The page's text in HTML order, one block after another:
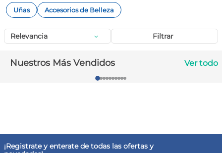
Uñas Accesorios de Belleza
Filtrar
Relevancia
Nuestros Más Vendidos Ver todo
¡Registrate y enterate de todas las ofertas y
.
loreal
5.
shampoo
7.
ibuprofeno